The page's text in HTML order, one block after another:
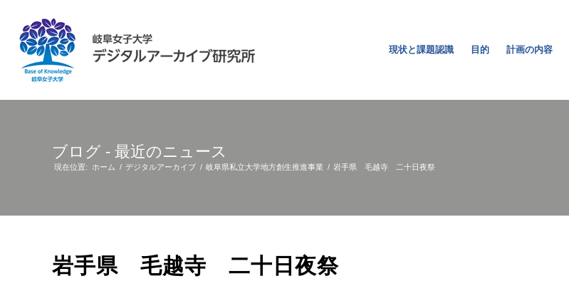
現状と課題認識 目的 計画の内容
ブログ - 最近のニュース
現在位置: ホーム / デジタルアーカイブ / 岐阜県私立大学地方創生推進事業 / 岩手県 毛越寺 二十日夜祭
岩手県 毛越寺 二十日夜祭